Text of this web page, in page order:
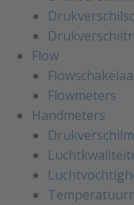
Flow
Flowmeters
Handmeters